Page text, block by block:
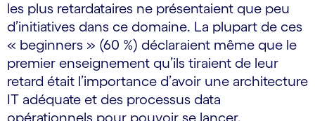
les plus retardataires ne présentaient que peu
d’initiatives dans ce domaine. La plupart de ces
« beginners » (60 %) déclaraient même que le
premier enseignement qu’ils tiraient de leur
retard était l’importance d’avoir une architecture
IT adéquate et des processus data
opérationnels pour pouvoir se lancer.